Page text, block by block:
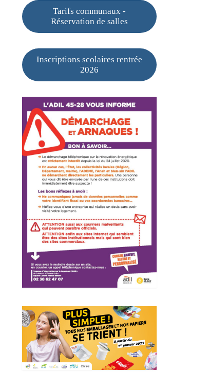
Tarifs communaux -
Réservation de salles
Inscriptions scolaires rentrée
2026